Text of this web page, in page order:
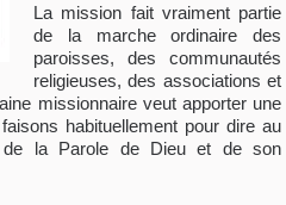
La mission fait vraiment partie
de la marche ordinaire des
paroisses, des communautés
religieuses, des associations et
missionnaire veut apporter une
habituellement pour dire au
de la Parole de Dieu et de son